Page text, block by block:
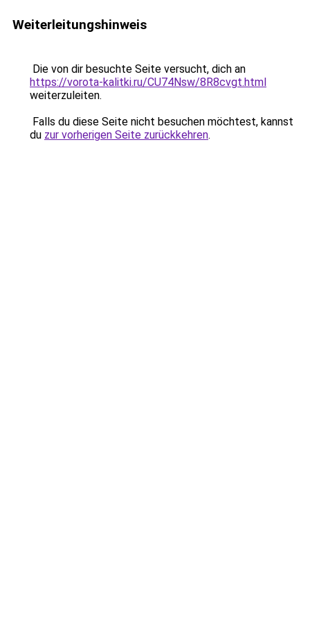
Weiterleitungshinweis
Die von dir besuchte Seite versucht, dich an
https://vorota-kalitki.ru/CU74Nsw/8R8cvgt.html
weiterzuleiten.
Falls du diese Seite nicht besuchen möchtest, kannst
du zur vorherigen Seite zurückkehren.